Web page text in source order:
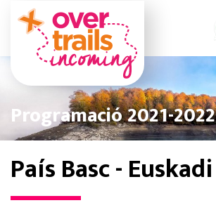
Programació 2021-2022
País Basc - Euskadi